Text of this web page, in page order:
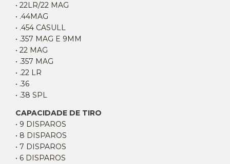
• 22LR/22 MAG
• .44MAG
• .454 CASULL
• .357 MAG E 9MM
• 22 MAG
• .357 MAG
• .22 LR
• .36
• .38 SPL
CAPACIDADE DE TIRO
• 9 DISPAROS
• 8 DISPAROS
• 7 DISPAROS
• 6 DISPAROS